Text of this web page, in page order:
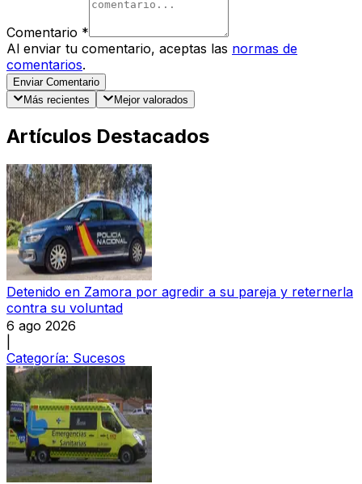
Comentario *
Al enviar tu comentario, aceptas las normas de
comentarios.
Enviar Comentario
Más recientes
Mejor valorados
Artículos Destacados
Detenido en Zamora por agredir a su pareja y reternerla
contra su voluntad
6 ago 2026
Categoría: Sucesos